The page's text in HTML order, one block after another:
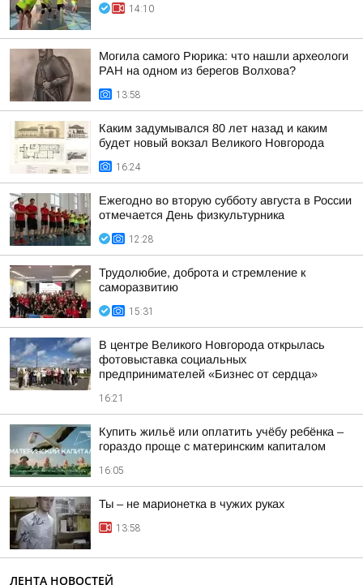
14:10
Могила самого Рюрика: что нашли археологи
РАН на одном из берегов Волхова?
13:58
Каким задумывался 80 лет назад и каким
будет новый вокзал Великого Новгорода
16:24
Ежегодно во вторую субботу августа в России
отмечается День физкультурника
12:28
Трудолюбие, доброта и стремление к
саморазвитию
15:31
В центре Великого Новгорода открылась
фотовыставка социальных
предпринимателей «Бизнес от сердца»
16:21
Купить жильё или оплатить учёбу ребёнка –
гораздо проще с материнским капиталом
16:05
Ты – не марионетка в чужих руках
13:58
ЛЕНТА НОВОСТЕЙ